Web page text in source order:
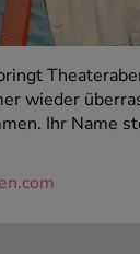
wieder
Ihr Name